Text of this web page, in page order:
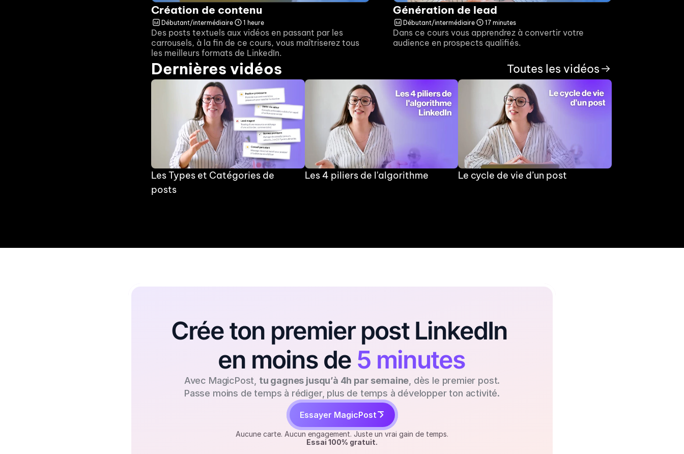
Création de contenu
Débutant/intermédiaire 1 heure
Des posts textuels aux vidéos en passant par les
carrousels, à la fin de ce cours, vous maîtriserez tous
les meilleurs formats de LinkedIn.
Génération de lead
Débutant/intermédiaire 17 minutes
Dans ce cours vous apprendrez à convertir votre
audience en prospects qualifiés.
Dernières vidéos Toutes les vidéos
Les Types et Catégories de
posts
Les 4 piliers de l'algorithme Le cycle de vie d’un post
Crée ton premier post LinkedIn
en moins de 5 minutes
Avec MagicPost, tu gagnes jusqu’à 4h par semaine , dès le premier post.
Passe moins de temps à rédiger, plus de temps à développer ton activité.
Essayer MagicPost
Aucune carte. Aucun engagement. Juste un vrai gain de temps.
Essai 100% gratuit.